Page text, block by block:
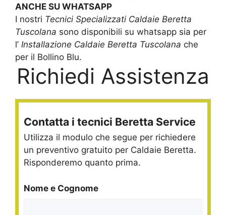
ANCHE SU WHATSAPP
I nostri Tecnici Specializzati Caldaie Beretta
Tuscolana sono disponibili su whatsapp sia per
l’ Installazione Caldaie Beretta Tuscolana che
per il Bollino Blu.
Richiedi Assistenza
Contatta i tecnici Beretta Service
Utilizza il modulo che segue per richiedere
un preventivo gratuito per Caldaie Beretta.
Risponderemo quanto prima.
Nome e Cognome